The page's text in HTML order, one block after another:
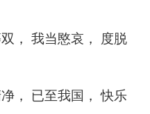
我当愍哀， 度脱
已至我国， 快乐